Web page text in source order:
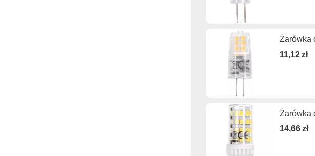
Żarówka
11,12 zł
Żarówka
14,66 zł